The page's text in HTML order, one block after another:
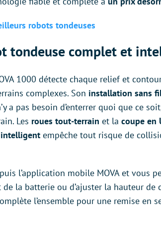
robots tondeuses
tondeuse complet et
1000 détecte chaque relief et
complexes. Son installation sans
a pas besoin d’enterrer quoi que ce
Les roues tout-terrain et la coupe en
empêche tout risque de
l’application mobile MOVA et vous
la batterie ou d’ajuster la hauteur de
l’ensemble pour une remise en